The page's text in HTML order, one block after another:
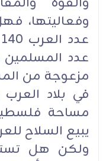
وفعاليتها،
عدد
مزعوجة من
في بلاد
مساحة
يبيع السلاح
ولكن هل